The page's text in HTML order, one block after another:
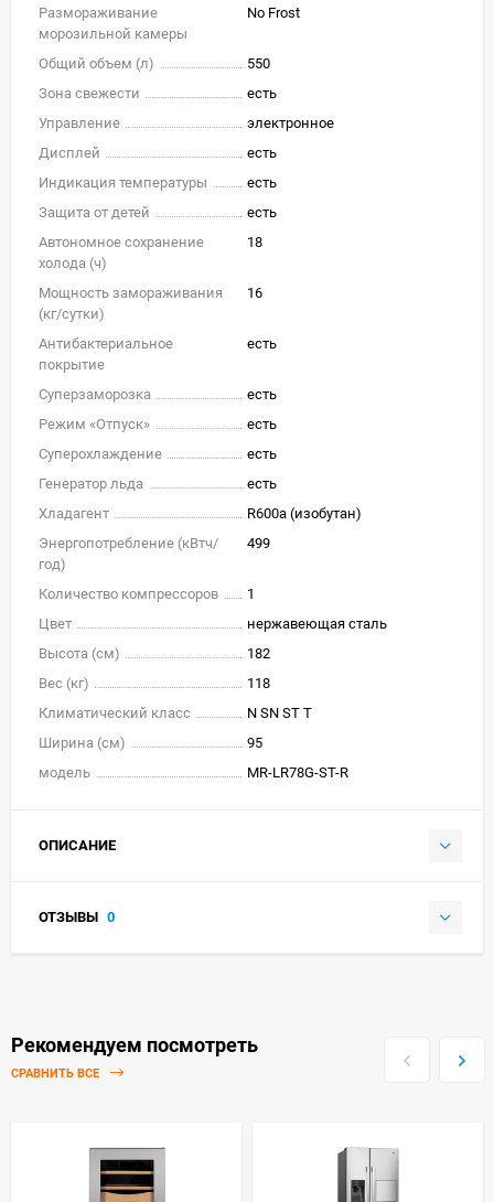
Размораживание
морозильной камеры
No Frost
Общий объем (л)
550
Зона свежести
есть
Управление
электронное
Дисплей
есть
Индикация температуры
есть
Защита от детей
есть
Автономное сохранение
холода (ч)
18
Мощность замораживания
(кг/cутки)
16
Антибактериальное
покрытие
есть
Суперзаморозка
есть
Режим «Отпуск»
есть
Суперохлаждение
есть
Генератор льда
есть
Хладагент
R600a (изобутан)
Энергопотребление (кВтч/
год)
499
Количество компрессоров
1
Цвет
нержавеющая сталь
Высота (см)
182
Вес (кг)
118
Климатический класс
N SN ST T
Ширина (см)
95
модель
MR-LR78G-ST-R
ОПИСАНИЕ
ОТЗЫВЫ 0
Рекомендуем посмотреть
СРАВНИТЬ ВСЕ